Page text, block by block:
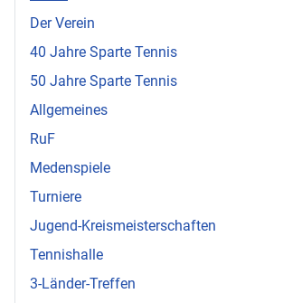
Der Verein
40 Jahre Sparte Tennis
50 Jahre Sparte Tennis
Allgemeines
RuF
Medenspiele
Turniere
Jugend-Kreismeisterschaften
Tennishalle
3-Länder-Treffen